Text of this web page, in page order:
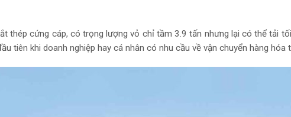
thép cứng cáp, có trọng lượng vỏ chỉ tầm 3.9 tấn nhưng lại có thể tải
tiên khi doanh nghiệp hay cá nhân có nhu cầu về vận chuyển hàng hóa